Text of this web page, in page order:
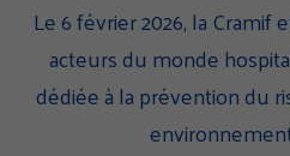
Le 6 février 2026, la Cramif
acteurs du monde
dédiée à la prévention du